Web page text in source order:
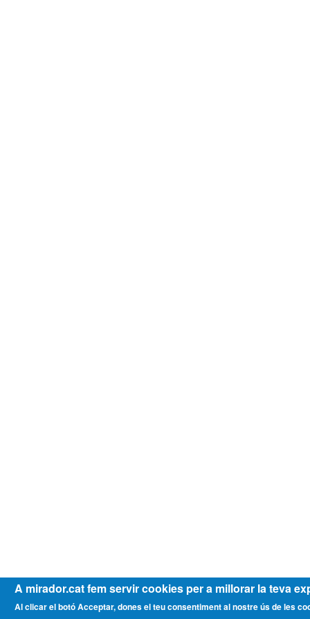
A mirador.cat fem servir cookies per a millorar la teva
Al clicar el botó Acceptar, dones el teu consentiment al nostre ús de les